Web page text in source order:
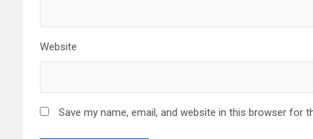
Website
Save my name, email, and website in this browser for